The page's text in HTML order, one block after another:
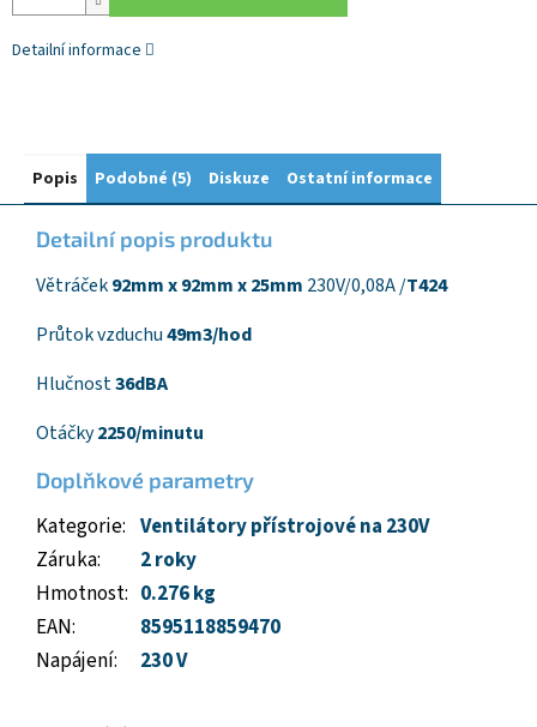
Detailní informace
Popis Podobné (5) Diskuze Ostatní informace
Detailní popis produktu
Větráček92mm x 92mm x 25mm 230V/0,08A /T424
Průtok vzduchu49m3/hod
Hlučnost36dBA
Otáčky2250/minutu
Doplňkové parametry
Kategorie: Ventilátory přístrojové na 230V
Záruka:
2 roky
Hmotnost: 0.276 kg
EAN:
8595118859470
Napájení: 230 V